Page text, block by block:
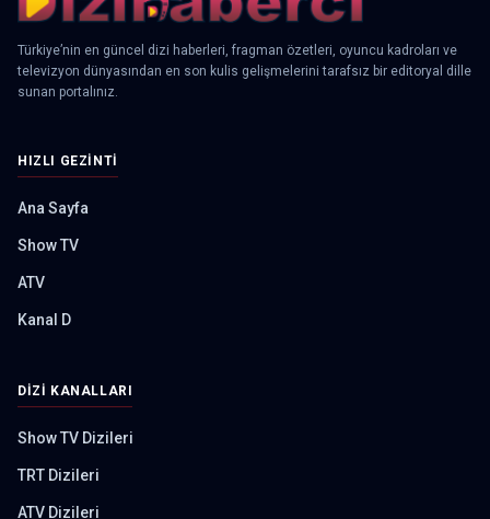
Türkiye’nin en güncel dizi haberleri, fragman özetleri, oyuncu kadroları ve
televizyon dünyasından en son kulis gelişmelerini tarafsız bir editoryal dille
sunan portalınız.
HIZLI GEZINTI
Ana Sayfa
Show TV
ATV
Kanal D
DIZI KANALLARI
Show TV Dizileri
TRT Dizileri
ATV Dizileri